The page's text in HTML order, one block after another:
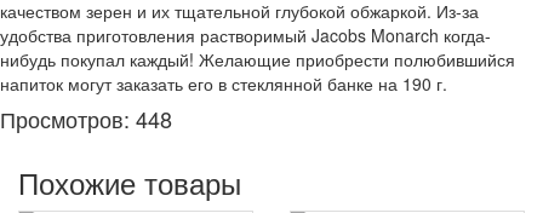
качеством зерен и их тщательной глубокой обжаркой. Из-за
удобства приготовления растворимый Jacobs Monarch когда-
нибудь покупал каждый! Желающие приобрести полюбившийся
напиток могут заказать его в стеклянной банке на 190 г.
Просмотров: 448
Похожие товары